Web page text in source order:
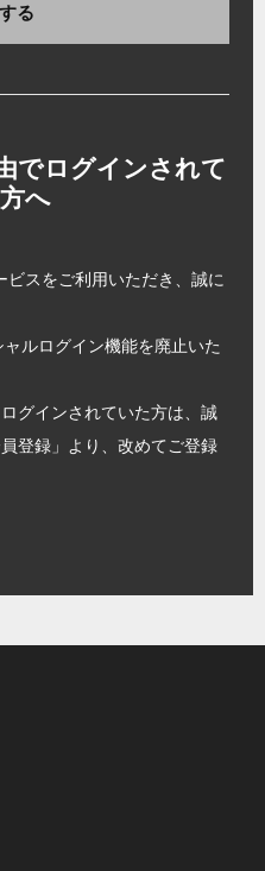
る
でログインされて
へ
スをご利用いただき、誠に
ルログイン機能を廃止いた
グインされていた方は、誠
登録」より、改めてご登録